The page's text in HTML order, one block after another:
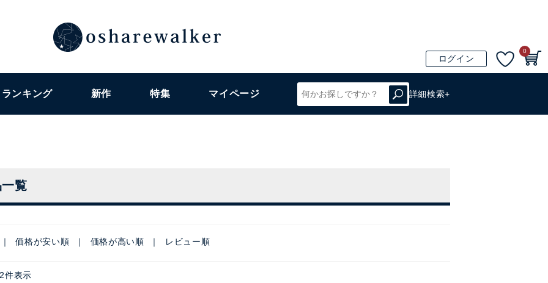
ログイン
0
ランキング 新作 特集 マイページ 詳細検索+
覧
価格が安い順 価格が高い順 レビュー順
2件表示